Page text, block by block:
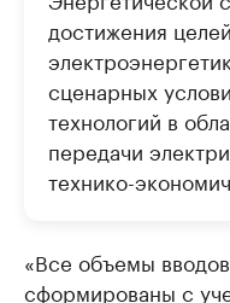
достижения
сценарных
технологий в
передачи
технико-
«Все объемы
сформированы с